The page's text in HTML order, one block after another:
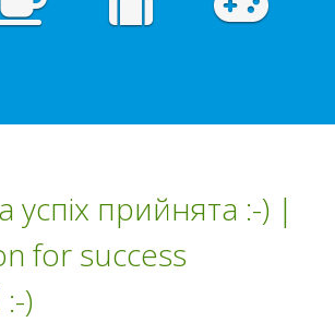
успіх прийнята :-) |
for success
)